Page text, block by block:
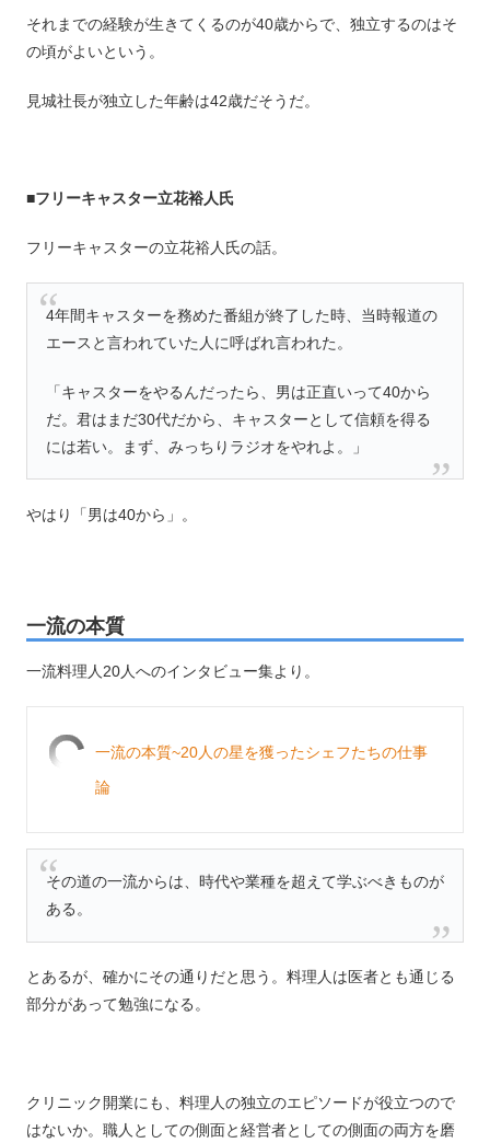
それまでの経験が生きてくるのが40歳からで、独立するのはそ
の頃がよいという。
見城社長が独立した年齢は42歳だそうだ。
■フリーキャスター立花裕人氏
フリーキャスターの立花裕人氏の話。
4年間キャスターを務めた番組が終了した時、当時報道の
エースと言われていた人に呼ばれ言われた。
「キャスターをやるんだったら、男は正直いって40から
だ。君はまだ30代だから、キャスターとして信頼を得る
には若い。まず、みっちりラジオをやれよ。」
やはり「男は40から」。
一流の本質
一流料理人20人へのインタビュー集より。
一流の本質~20人の星を獲ったシェフたちの仕事
論
その道の一流からは、時代や業種を超えて学ぶべきものが
ある。
とあるが、確かにその通りだと思う。料理人は医者とも通じる
部分があって勉強になる。
クリニック開業にも、料理人の独立のエピソードが役立つので
はないか。職人としての側面と経営者としての側面の両方を磨